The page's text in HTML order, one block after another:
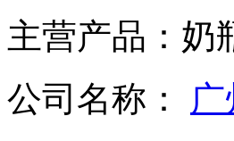
主营产品： 奶
公司名称：